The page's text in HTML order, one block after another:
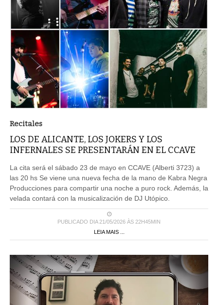
Recitales
LOS DE ALICANTE, LOS JOKERS Y LOS
INFERNALES SE PRESENTARÁN EN EL CCAVE
La cita será el sábado 23 de mayo en CCAVE (Alberti 3723) a
las 20 hs Se viene una nueva fecha de la mano de Kabra Negra
Producciones para compartir una noche a puro rock. Además, la
velada contará con la musicalización de DJ Utópico.
PUBLICADO DIA 21/05/2026 ÀS 22H45MIN
LEIA MAIS ...